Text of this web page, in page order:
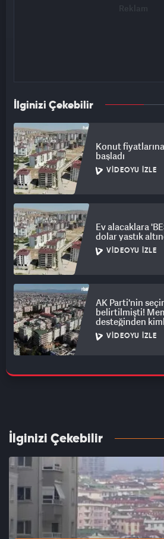
İlginizi Çekebilir
Konut
başladı
VIDEOYU İZLE
Ev alacaklara
dolar yastık
VIDEOYU İZLE
AK Parti'nin
belirtilmişti!
desteğinden
VIDEOYU İZLE
İlginizi Çekebilir